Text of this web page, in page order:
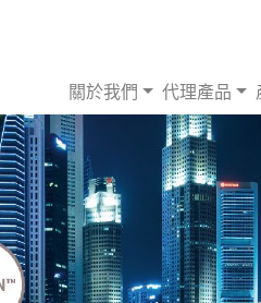
關於我們 代理產品